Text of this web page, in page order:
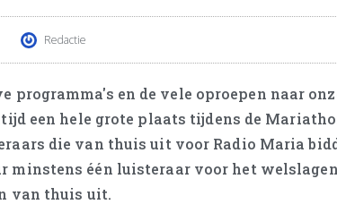
Redactie
en de vele oproepen naar
een hele grote plaats tijdens de
die van thuis uit voor Radio Maria
minstens één luisteraar voor het
van thuis uit.